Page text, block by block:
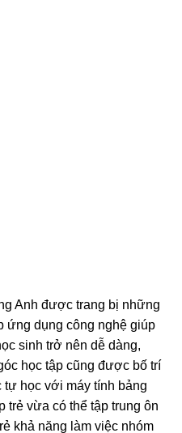
Anh được trang bị những
ứng dụng công nghệ giúp
sinh trở nên dễ dàng,
học tập cũng được bố trí
học với máy tính bảng
trẻ vừa có thể tập trung ôn
khả năng làm việc nhóm